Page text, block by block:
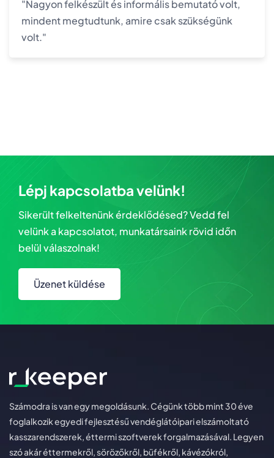
"Nagyon felkészült és informális bemutató volt,
mindent megtudtunk, amire csak szükségünk
volt."
Lépj kapcsolatba velünk!
Sikerült felkeltenünk érdeklődésed? Vedd fel
velünk a kapcsolatot, munkatársaink rövid időn
belül válaszolnak!
Üzenet küldése
Számodra is van egy megoldásunk. Cégünk több mint 30 éve
foglalkozik egyedi fejlesztésű vendéglátóipari elszámoltató
kasszarendszerek, éttermi szoftverek forgalmazásával. Legyen
szó akár éttermekről, sörözőkről, büfékről, kávézókról,